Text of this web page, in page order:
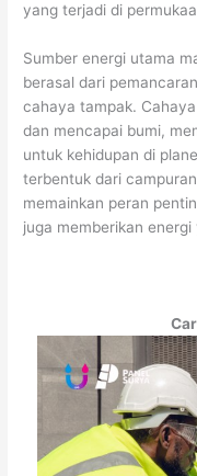
yang terjadi di
Sumber energi utama
berasal dari
cahaya tampak.
dan mencapai bumi,
untuk kehidupan di
terbentuk dari
memainkan peran
juga memberikan